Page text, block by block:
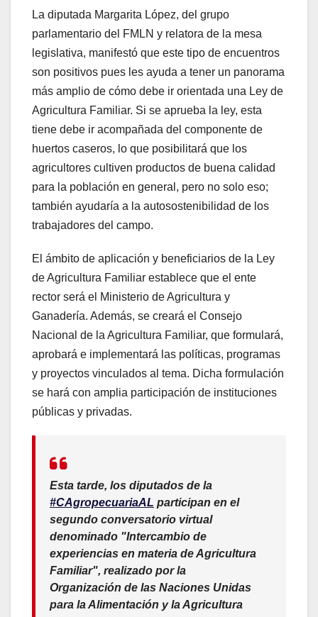
La diputada Margarita López, del grupo
parlamentario del FMLN y relatora de la mesa
legislativa, manifestó que este tipo de encuentros
son positivos pues les ayuda a tener un panorama
más amplio de cómo debe ir orientada una Ley de
Agricultura Familiar. Si se aprueba la ley, esta
tiene debe ir acompañada del componente de
huertos caseros, lo que posibilitará que los
agricultores cultiven productos de buena calidad
para la población en general, pero no solo eso;
también ayudaría a la autosostenibilidad de los
trabajadores del campo.
El ámbito de aplicación y beneficiarios de la Ley
de Agricultura Familiar establece que el ente
rector será el Ministerio de Agricultura y
Ganadería. Además, se creará el Consejo
Nacional de la Agricultura Familiar, que formulará,
aprobará e implementará las políticas, programas
y proyectos vinculados al tema. Dicha formulación
se hará con amplia participación de instituciones
públicas y privadas.
Esta tarde, los diputados de la
#CAgropecuariaAL participan en el
segundo conversatorio virtual
denominado "Intercambio de
experiencias en materia de Agricultura
Familiar", realizado por la
Organización de las Naciones Unidas
para la Alimentación y la Agricultura